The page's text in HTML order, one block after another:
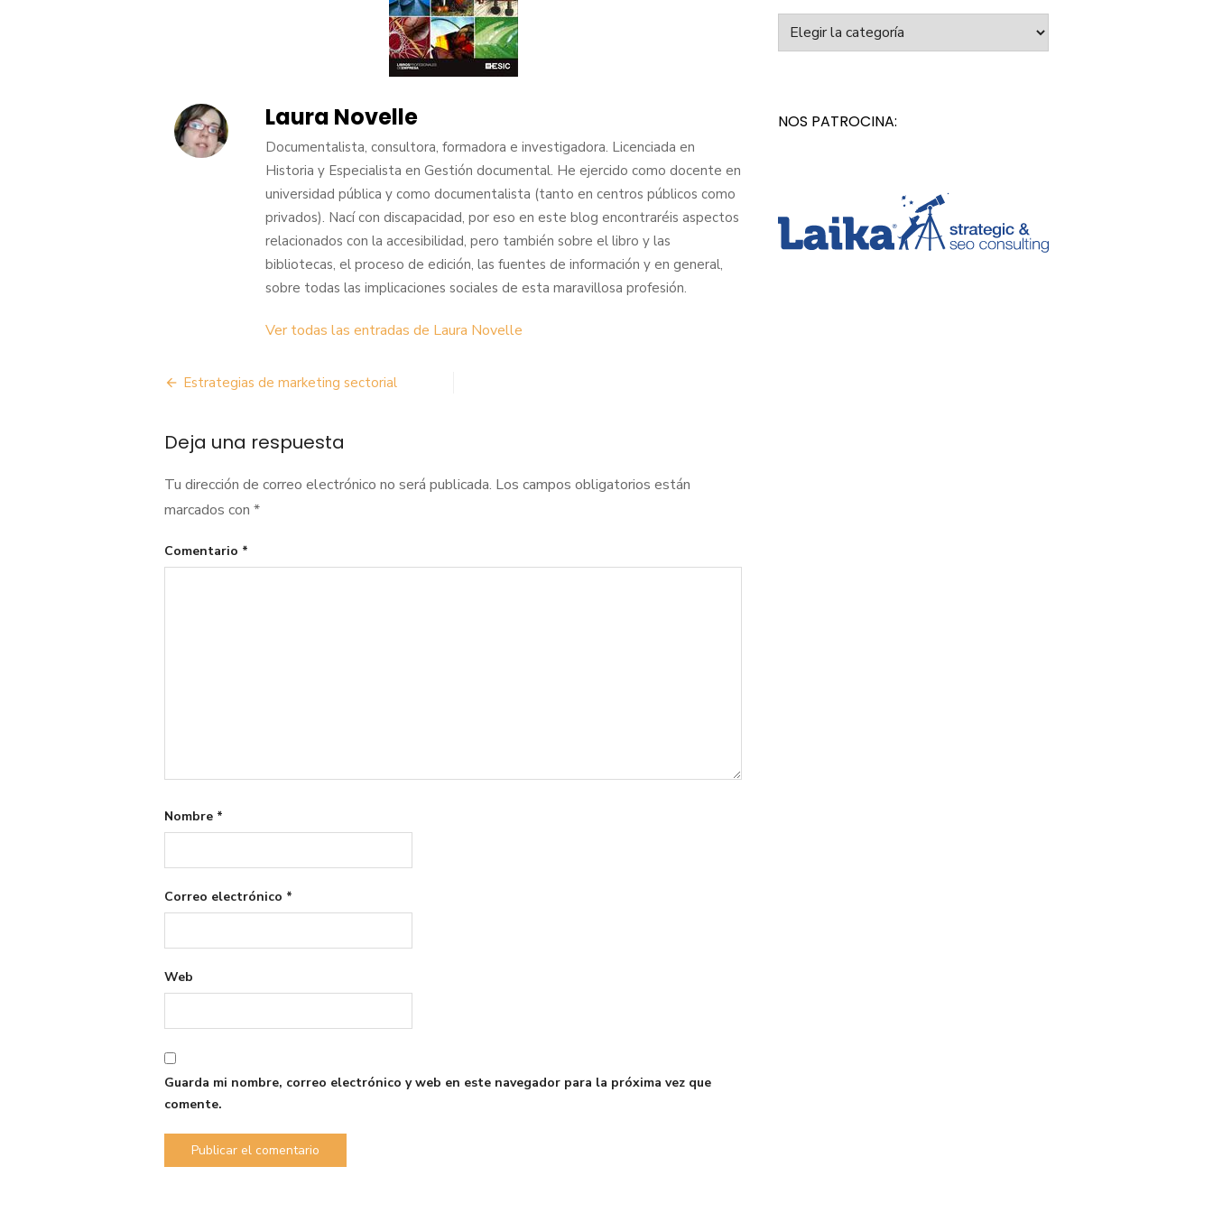
Laura Novelle
Documentalista, consultora, formadora e investigadora. Licenciada en
Historia y Especialista en Gestión documental. He ejercido como docente en
universidad pública y como documentalista (tanto en centros públicos como
privados). Nací con discapacidad, por eso en este blog encontraréis aspectos
relacionados con la accesibilidad, pero también sobre el libro y las
bibliotecas, el proceso de edición, las fuentes de información y en general,
sobre todas las implicaciones sociales de esta maravillosa profesión.
Ver todas las entradas de Laura Novelle
Navegación
entradas
Estrategias de marketing sectorial
Deja una respuesta
Tu dirección de correo electrónico no será publicada. Los campos obligatorios están
marcados con *
Comentario *
Nombre *
Correo electrónico *
Web
Guarda mi nombre, correo electrónico y web en este navegador para la próxima vez que
comente.
NOS PATROCINA: